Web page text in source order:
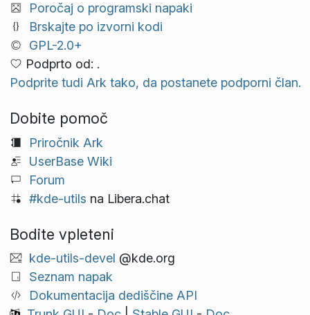
Poročaj o programski napaki
Brskajte po izvorni kodi
GPL-2.0+
Podprto od: .
Podprite tudi Ark tako, da postanete podporni član.
Dobite pomoč
Priročnik Ark
UserBase Wiki
Forum
#kde-utils na Libera.chat
Bodite vpleteni
kde-utils-devel @kde.org
Seznam napak
Dokumentacija dediščine API